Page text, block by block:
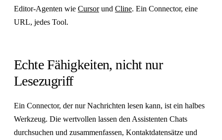
Editor-Agenten wie Cursorund Cline. Ein Connector, eine
URL, jedes Tool.
Echte Fähigkeiten, nicht nur
Lesezugriff
Ein Connector, der nur Nachrichten lesen kann, ist ein halbes
Werkzeug. Die wertvollen lassen den Assistenten Chats
durchsuchen und zusammenfassen, Kontaktdatensätze und